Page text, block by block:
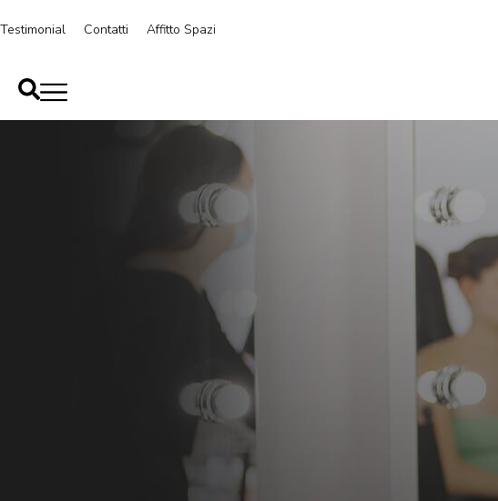
Testimonial Contatti Affitto Spazi